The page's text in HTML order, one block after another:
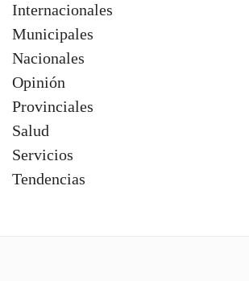
Internacionales
Municipales
Nacionales
Opinión
Provinciales
Salud
Servicios
Tendencias